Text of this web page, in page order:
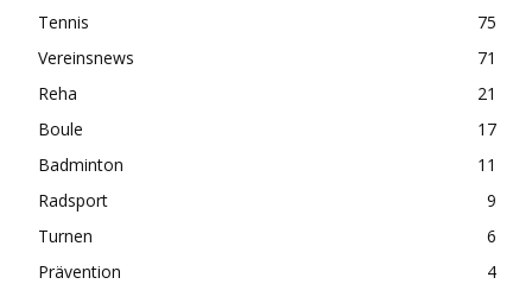
Tennis
75
Vereinsnews
71
Reha
21
Boule
17
Badminton
11
Radsport
9
Turnen
6
Prävention
4